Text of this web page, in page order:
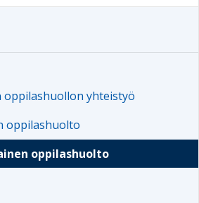
oppilashuollon yhteistyö
oppilashuolto
oppilashuolto